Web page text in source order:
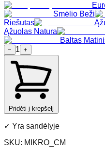
Smėlio Beži
Riešutas
Ąžuolas Natura
Baltas
− 1 +
Pridėti į krepšelį
✓ Yra sandėlyje
SKU: MIKRO_CM